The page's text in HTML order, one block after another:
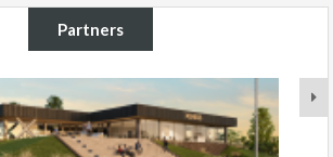
Partners